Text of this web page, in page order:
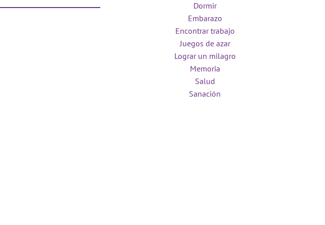
Dormir
Embarazo
Encontrar trabajo
Juegos de azar
Lograr un milagro
Memoria
Salud
Sanación